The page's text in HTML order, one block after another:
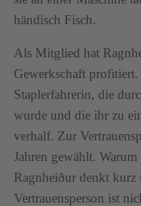
händisch Fisch.
Als Mitglied hat
Gewerkschaft
Staplerfahrerin, die
wurde und die ihr zu
verhalf. Zur
Jahren gewählt.
Ragnheiður denkt kurz
Vertrauensperson ist